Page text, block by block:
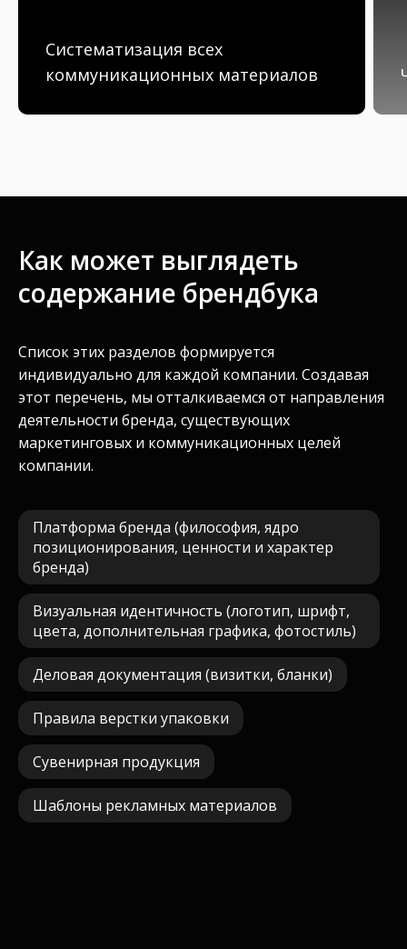
Систематизация всех
коммуникационных материалов
Как может выглядеть
содержание брендбука
Список этих разделов формируется
индивидуально для каждой компании. Создавая
этот перечень, мы отталкиваемся от направления
деятельности бренда, существующих
маркетинговых и коммуникационных целей
компании.
Платформа бренда (философия, ядро
позиционирования, ценности и характер
бренда)
Визуальная идентичность (логотип, шрифт,
цвета, дополнительная графика, фотостиль)
Деловая документация (визитки, бланки)
Правила верстки упаковки
Сувенирная продукция
Шаблоны рекламных материалов
описание платформы бренда
правила использования констант
фирменного стиля
примеры оформления носителей
от500 000руб
Рассчитать стоимость